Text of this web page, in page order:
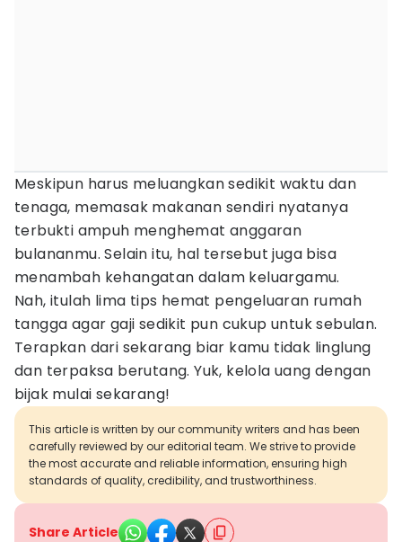
Meskipun harus meluangkan sedikit waktu dan
tenaga, memasak makanan sendiri nyatanya
terbukti ampuh menghemat anggaran
bulananmu. Selain itu, hal tersebut juga bisa
menambah kehangatan dalam keluargamu.
Nah, itulah lima tips hemat pengeluaran rumah
tangga agar gaji sedikit pun cukup untuk sebulan.
Terapkan dari sekarang biar kamu tidak linglung
dan terpaksa berutang. Yuk, kelola uang dengan
bijak mulai sekarang!
This article is written by our community writers and has been
carefully reviewed by our editorial team. We strive to provide
the most accurate and reliable information, ensuring high
standards of quality, credibility, and trustworthiness.
Share Article